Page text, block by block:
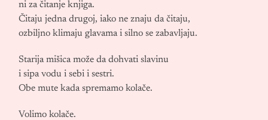
ni za čitanje knjiga.
Čitaju jedna drugoj, iako ne znaju da čitaju,
ozbiljno klimaju glavama i silno se zabavljaju.
Starija mišica može da dohvati slavinu
i sipa vodu i sebi i sestri.
Obe mute kada spremamo kolače.
Volimo kolače.